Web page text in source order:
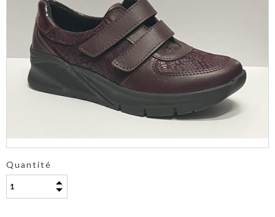
Quantité